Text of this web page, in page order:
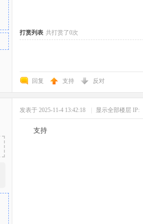
打赏列表 共打赏了0次
回复 支持 反对
发表于 2025-11-4 13:42:18 显示全部楼层 IP:
支持